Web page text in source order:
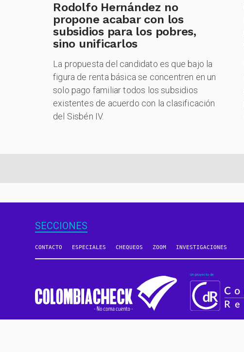
Rodolfo Hernández no
propone acabar con los
subsidios para los pobres,
sino unificarlos
La propuesta del candidato es que bajo la
figura de renta básica se concentren en un
solo pago familiar todos los subsidios
existentes de acuerdo con la clasificación
del Sisbén IV.
SECCIONES
CONTACTO ESPECIALES CHEQUEOS ZOOM INVESTIGACIONES
Un proyecto de